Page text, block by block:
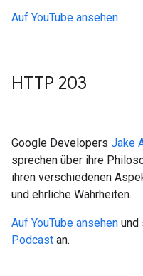
Auf YouTube ansehen
HTTP 203
Google Developers Jake
sprechen über ihre
ihren verschiedenen
und ehrliche Wahrheiten.
Auf YouTube ansehen und
Podcast an.